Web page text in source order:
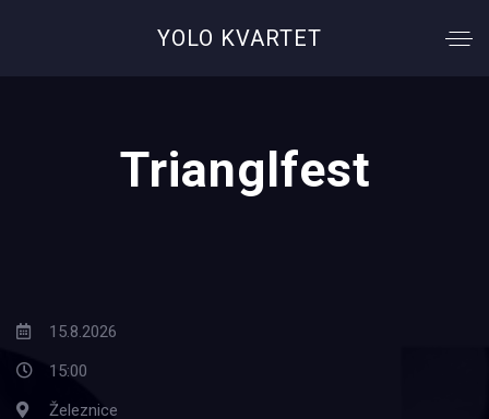
YOLO KVARTET
Trianglfest
15.8.2026
15:00
Železnice